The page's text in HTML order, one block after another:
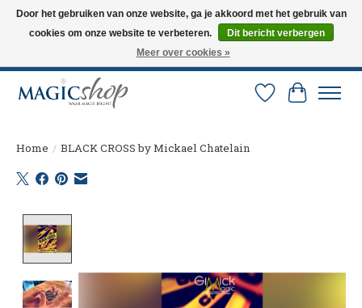
Altijd de nieuwste trucs op voorraad. Snelle verzending via PostNL en DHL.
Langskomen in onze winkel? Bel of mail om een afspraak te maken. 0251-
Verlanglijst
Home / BLACK CROSS by Mickael Chatelain
Door het gebruiken van onze website, ga je akkoord met het gebruik van
cookies om onze website te verbeteren.
Dit bericht verbergen
Meer over cookies »